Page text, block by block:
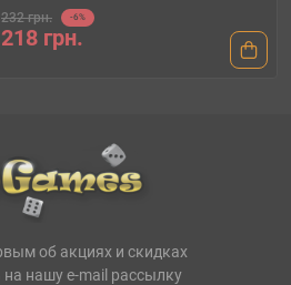
232 грн. -6%
218 грн.
об акциях и скидках
нашу e-mail рассылку